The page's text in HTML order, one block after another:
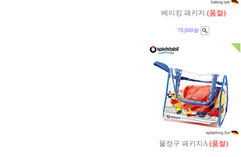
베이킹 패키지 (품절)
70,000원
물장구 패키지A (품절)